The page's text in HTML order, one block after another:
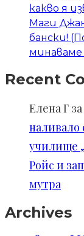
какво я
Маги
бански!
Recent
Елена Г за
наливало
училище
Ройс и
мутра
Archives